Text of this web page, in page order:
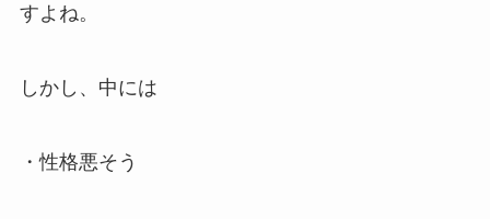
すよね。
しかし、中には
・性格悪そう